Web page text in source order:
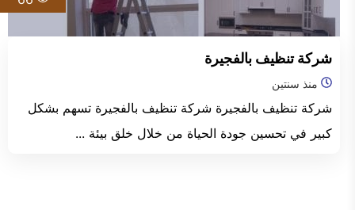
شركة تنظيف بالفجيرة
منذ سنتين
شركة تنظيف بالفجيرة شركة تنظيف بالفجيرة تسهم بشكل
كبير في تحسين جودة الحياة من خلال خلق بيئة ...